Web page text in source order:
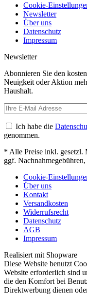
Cookie-
Newsletter
Über uns
Datenschutz
Impressum
Newsletter
Abonnieren Sie den
Neuigkeit oder Aktion
Haushalt.
Ich habe die
genommen.
* Alle Preise inkl. gesetzl.
ggf.
Cookie-
Über uns
Kontakt
Versandkosten
Widerrufsrecht
Datenschutz
AGB
Impressum
Realisiert mit Shopware
Diese Website benutzt
Website erforderlich sind
die den Komfort bei
Direktwerbung dienen